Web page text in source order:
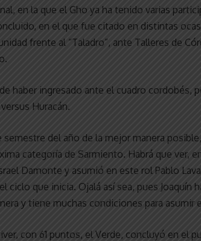
en la que el Gho ya ha tenido varias
en el que fue citado en distintas
frente al “Taladro”, ante Talleres de
haber ingresado ante el cuadro cordobés,
Huracán.
del año de la mejor manera
categoría de Sarmiento. Habrá que ver,
Damonte y asumió en este rol Pablo
ciclo que inicia. Ojalá así sea, pues Joaquín
y tiene muchas condiciones para asumir
con 61 puntos, el Verde, concluyó en el